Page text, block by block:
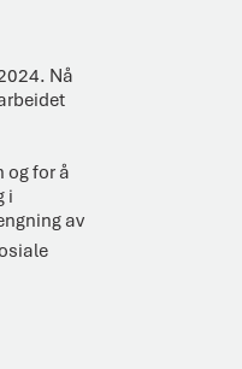
Nå
og for å
i
av